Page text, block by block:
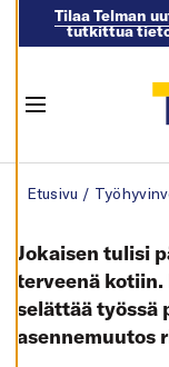
E
A
S
E
T
U
K
Tilaa Telman
tutkittua
Etusivu /
Jokaisen tulisi
terveenä
selättää
asennemuutos